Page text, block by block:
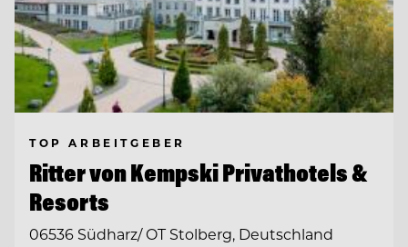
TOP ARBEITGEBER
Ritter von Kempski Privathotels &
Resorts
06536 Südharz/ OT Stolberg, Deutschland